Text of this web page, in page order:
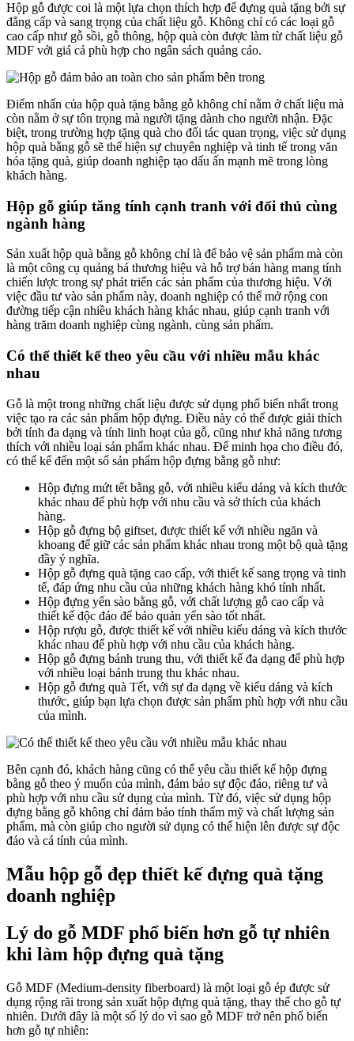
Hộp gỗ được coi là một lựa chọn thích hợp để đựng quà tặng bởi sự
đẳng cấp và sang trọng của chất liệu gỗ. Không chỉ có các loại gỗ
cao cấp như gỗ sồi, gỗ thông, hộp quà còn được làm từ chất liệu gỗ
MDF với giá cả phù hợp cho ngân sách quảng cáo.
Điểm nhấn của hộp quà tặng bằng gỗ không chỉ nằm ở chất liệu mà
còn nằm ở sự tôn trọng mà người tặng dành cho người nhận. Đặc
biệt, trong trường hợp tặng quà cho đối tác quan trọng, việc sử dụng
hộp quà bằng gỗ sẽ thể hiện sự chuyên nghiệp và tinh tế trong văn
hóa tặng quà, giúp doanh nghiệp tạo dấu ấn mạnh mẽ trong lòng
khách hàng.
Hộp gỗ giúp tăng tính cạnh tranh với đối thủ cùng
ngành hàng
Sản xuất hộp quà bằng gỗ không chỉ là để bảo vệ sản phẩm mà còn
là một công cụ quảng bá thương hiệu và hỗ trợ bán hàng mang tính
chiến lược trong sự phát triển các sản phẩm của thương hiệu. Với
việc đầu tư vào sản phẩm này, doanh nghiệp có thể mở rộng con
đường tiếp cận nhiều khách hàng khác nhau, giúp cạnh tranh với
hàng trăm doanh nghiệp cùng ngành, cùng sản phẩm.
Có thể thiết kế theo yêu cầu với nhiều mẫu khác
nhau
Gỗ là một trong những chất liệu được sử dụng phổ biến nhất trong
việc tạo ra các sản phẩm hộp đựng. Điều này có thể được giải thích
bởi tính đa dạng và tính linh hoạt của gỗ, cũng như khả năng tương
thích với nhiều loại sản phẩm khác nhau. Để minh họa cho điều đó,
có thể kể đến một số sản phẩm hộp đựng bằng gỗ như:
Hộp đựng mứt tết bằng gỗ, với nhiều kiểu dáng và kích thước
khác nhau để phù hợp với nhu cầu và sở thích của khách
hàng.
Hộp gỗ đựng bộ giftset, được thiết kế với nhiều ngăn và
khoang để giữ các sản phẩm khác nhau trong một bộ quà tặng
đầy ý nghĩa.
Hộp gỗ đựng quà tặng cao cấp, với thiết kế sang trọng và tinh
tế, đáp ứng nhu cầu của những khách hàng khó tính nhất.
Hộp đựng yến sào bằng gỗ, với chất lượng gỗ cao cấp và
thiết kế độc đáo để bảo quản yến sào tốt nhất.
Hộp rượu gỗ, được thiết kế với nhiều kiểu dáng và kích thước
khác nhau để phù hợp với nhu cầu của khách hàng.
Hộp gỗ đựng bánh trung thu, với thiết kế đa dạng để phù hợp
với nhiều loại bánh trung thu khác nhau.
Hộp gỗ đưng quà Tết, với sự đa dạng về kiểu dáng và kích
thước, giúp bạn lựa chọn được sản phẩm phù hợp với nhu cầu
của mình.
Bên cạnh đó, khách hàng cũng có thể yêu cầu thiết kế hộp đựng
bằng gỗ theo ý muốn của mình, đảm bảo sự độc đáo, riêng tư và
phù hợp với nhu cầu sử dụng của mình. Từ đó, việc sử dụng hộp
đựng bằng gỗ không chỉ đảm bảo tính thẩm mỹ và chất lượng sản
phẩm, mà còn giúp cho người sử dụng có thể hiện lên được sự độc
đáo và cá tính của mình.
Mẫu hộp gỗ đẹp thiết kế đựng quà tặng
doanh nghiệp
Lý do gỗ MDF phổ biến hơn gỗ tự nhiên
khi làm hộp đựng quà tặng
Gỗ MDF (Medium-density fiberboard) là một loại gỗ ép được sử
dụng rộng rãi trong sản xuất hộp đựng quà tặng, thay thế cho gỗ tự
nhiên. Dưới đây là một số lý do vì sao gỗ MDF trở nên phổ biến
hơn gỗ tự nhiên: